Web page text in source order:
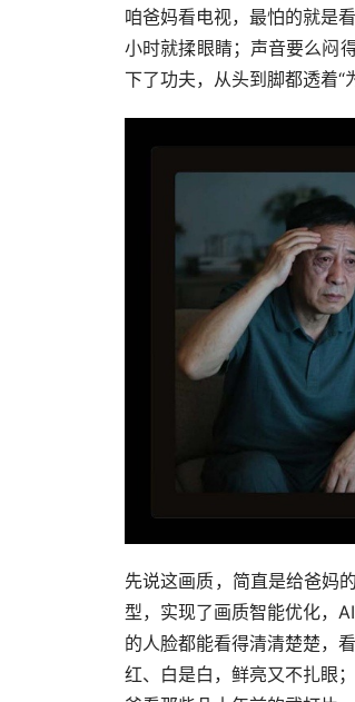
咱爸妈看电视，最怕的就是
小时就揉眼睛；声音要么闷
下了功夫，从头到脚都透着“
先说这画质，简直是给爸妈
型，实现了画质智能优化，
的人脸都能看得清清楚楚，
红、白是白，鲜亮又不扎眼